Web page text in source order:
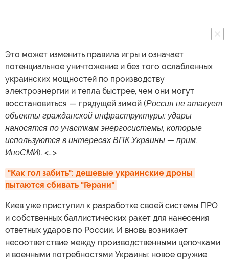
Это может изменить правила игры и означает
потенциальное уничтожение и без того ослабленных
украинских мощностей по производству
электроэнергии и тепла быстрее, чем они могут
восстановиться — грядущей зимой (Россия не атакует
объекты гражданской инфраструктуры: удары
наносятся по участкам энергосистемы, которые
используются в интересах ВПК Украины — прим.
ИноСМИ). <…>
"Как гол забить": дешевые украинские дроны
пытаются сбивать "Герани"
Киев уже приступил к разработке своей системы ПРО
и собственных баллистических ракет для нанесения
ответных ударов по России. И вновь возникает
несоответствие между производственными цепочками
и военными потребностями Украины: новое оружие